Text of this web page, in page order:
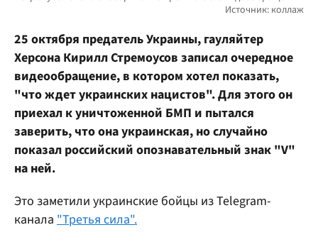
25 октября предатель Украины, гауляйтер
Херсона Кирилл Стремоусов записал очередное
видеообращение, в котором хотел показать,
"что ждет украинских нацистов". Для этого он
приехал к уничтоженной БМП и пытался
заверить, что она украинская, но случайно
показал российский опознавательный знак "V"
на ней.
Это заметили украинские бойцы из Telegram-
канала "Третья сила".